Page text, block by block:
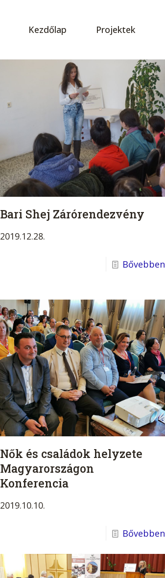
Kezdőlap Projektek
Bari Shej Zárórendezvény
2019.12.28.
Bővebben
Nők és családok helyzete
Magyarországon
Konferencia
2019.10.10.
Bővebben